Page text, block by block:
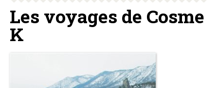
Les voyages de Cosme
K